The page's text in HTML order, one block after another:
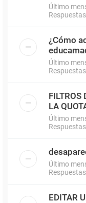
Último
¿Cómo
Último
FILTROS
LA
Último
Último
EDITAR